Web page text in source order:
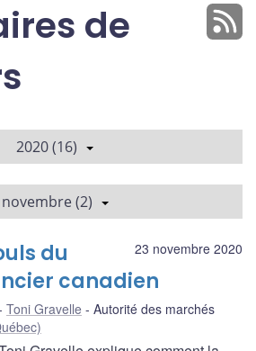
de
2020 (16)
novembre (2)
23 novembre 2020
du
canadien
Toni Gravelle
Autorité des marchés